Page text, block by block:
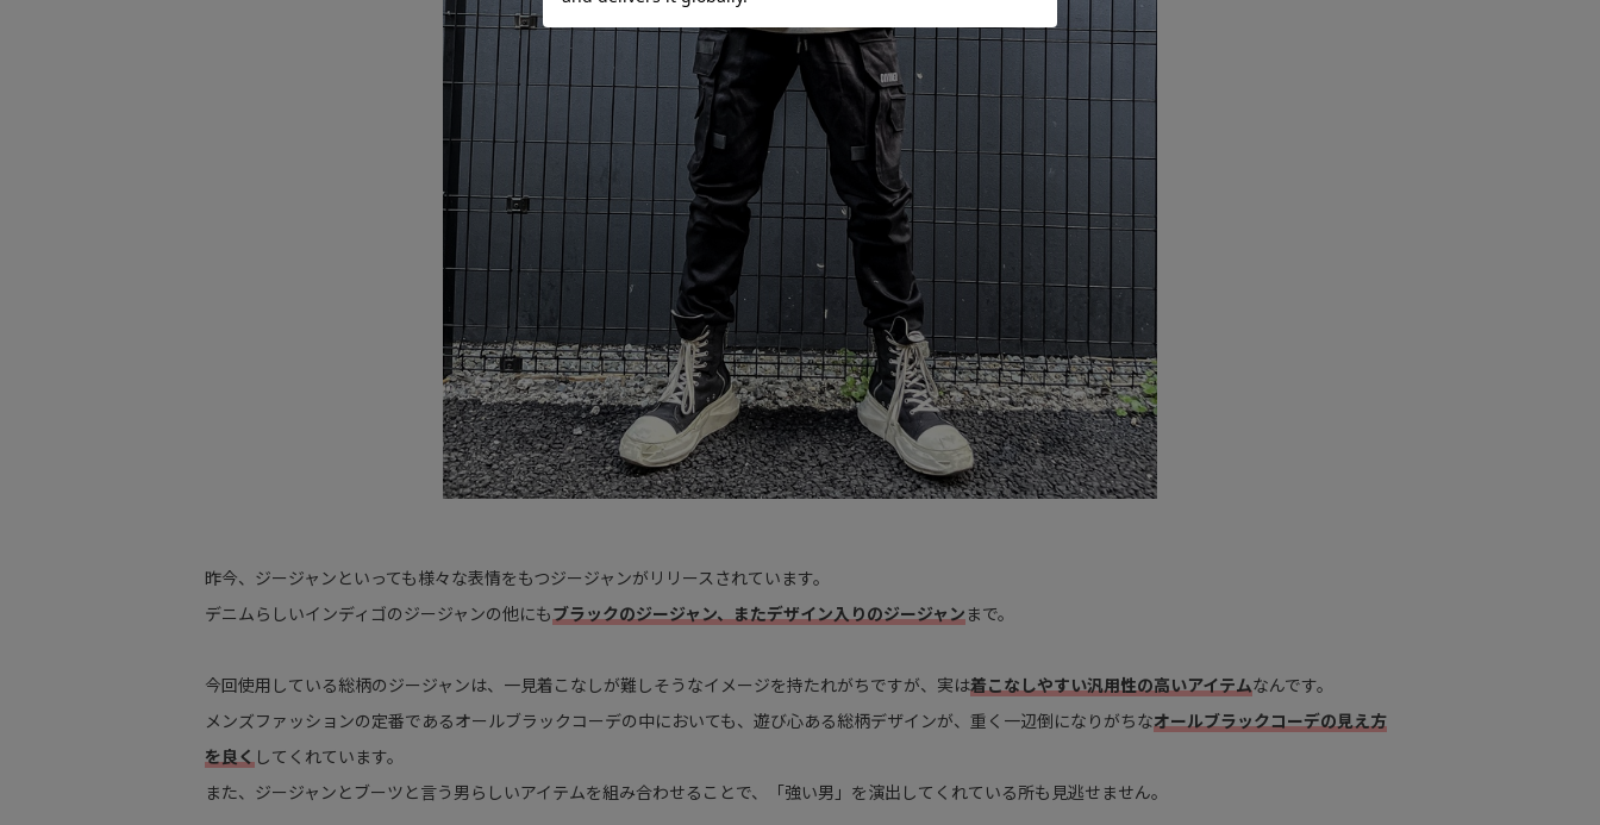
昨今、ジージャンといっても様々な表情をもつジージャンがリリースされています。
デニムらしいインディゴのジージャンの他にもブラックのジージャン、またデザイン入りのジージャンまで。
今回使用している総柄のジージャンは、一見着こなしが難しそうなイメージを持たれがちですが、実は着こなしやすい汎用性の高いアイテムなんです。
メンズファッションの定番であるオールブラックコーデの中においても、遊び心ある総柄デザインが、重く一辺倒になりがちなオールブラックコーデの見え方
を良くしてくれています。
また、ジージャンとブーツと言う男らしいアイテムを組み合わせることで、「強い男」を演出してくれている所も見逃せません。